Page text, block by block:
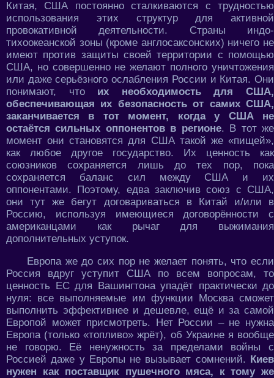
Китая, США постоянно сталкиваются с трудностью
использования этих структур для активной
провокативной деятельности. Страны индо-
тихоокеанской зоны (кроме англосаксонских) ничего не
имеют против защиты своей территории с помощью
США, но совершенно не желают полного уничтожения
или даже серьёзного ослабления России и Китая. Они
понимают, что их необходимость для США,
обеспечивающая их безопасность от самих США,
заканчивается в тот момент, когда у США не
остаётся сильных оппонентов в регионе. В тот же
момент они становятся для США такой же «пищей»,
как любое другое государство. Их ценность как
союзников сохраняется лишь до тех пор, пока
сохраняется баланс сил между США и их
оппонентами. Поэтому, едва заключив союз с США,
они тут же бегут договариваться в Китай и/или в
Россию, используя имеющиеся договорённости с
американцами как рычаг для выжимания
дополнительных уступок.
Европа же до сих пор не желает понять, что если
Россия вдруг уступит США по всем вопросам, то
ценность ЕС для Вашингтона упадёт практически до
нуля: все выполняемые им функции Москва сможет
выполнить эффективнее и дешевле, ещё и за самой
Европой может присмотреть. Нет России – не нужна
Европа (только «топливо» жрёт), об Украине я вообще
не говорю. Её ненужность за пределами войны с
Россией даже у Европы не вызывает сомнений. Киев
нужен как поставщик пушечного мяса, к тому же